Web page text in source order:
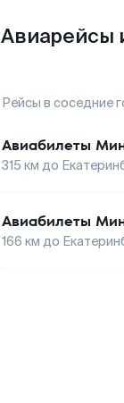
Авиарейсы
Рейсы в соседние
Авиабилеты
315 км до
Авиабилеты
166 км до